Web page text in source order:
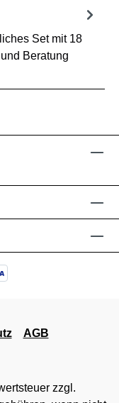
Set mit 18
Beratung
AGB
zzgl.